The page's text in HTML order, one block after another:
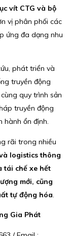
vít CTG và bộ
vị phân phối các
ứng đa dạng nhu
phát triển và
truyền động
quy trình sản
truyền động
hành ổn định.
rãi trong nhiều
logistics thông
tái chế xe hết
mới, cũng
tự động hóa.
Gia Phát